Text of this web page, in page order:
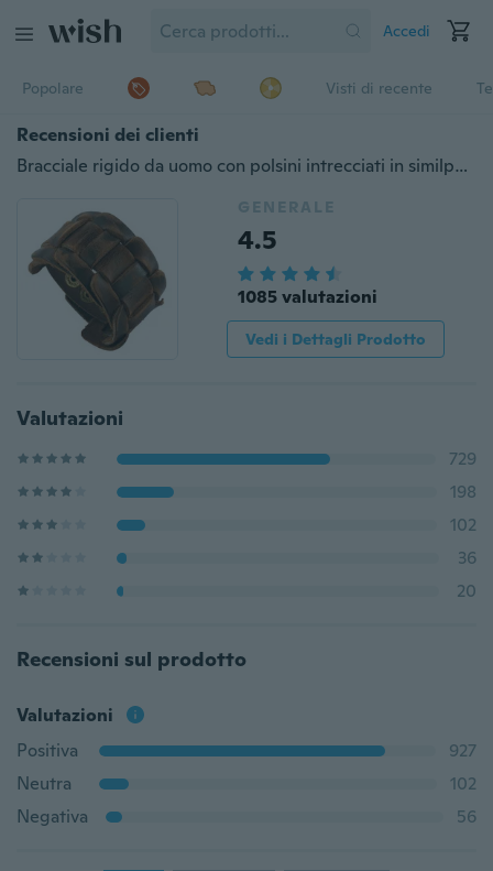
Accedi
Popolare Visti di recente
Recensioni dei clienti
Bracciale rigido da uomo con polsini intrecciati in similpelle intrecciata retrò
GENERALE
4.5
1085 valutazioni
Vedi i Dettagli Prodotto
Valutazioni
729
198
102
36
20
Recensioni sul prodotto
Valutazioni
Positiva
927
Neutra
102
Negativa
56